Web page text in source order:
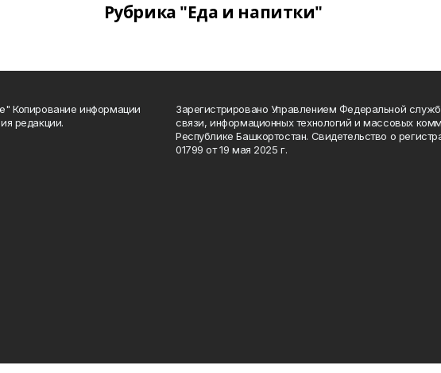
Рубрика "Еда и напитки"
Копирование информации
редакции.
Зарегистрировано Управлением Федеральной
связи, информационных технологий и массовых
Республике Башкортостан. Свидетельство о
01799 от 19 мая 2025 г.